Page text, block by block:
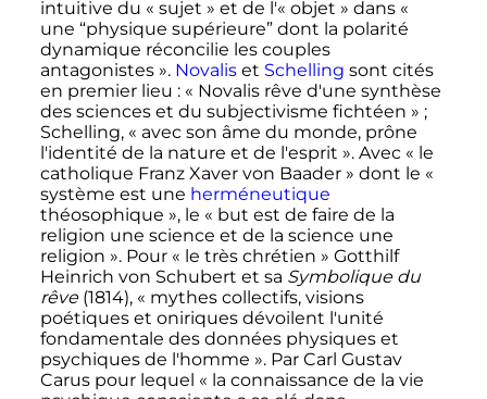
intuitive du « sujet » et de l'« objet » dans «
une “physique supérieure” dont la polarité
dynamique réconcilie les couples
antagonistes ». Novaliset Schelling sont cités
en premier lieu : « Novalis rêve d'une synthèse
des sciences et du subjectivisme fichtéen » ;
Schelling, « avec son âme du monde, prône
l'identité de la nature et de l'esprit ». Avec « le
catholique Franz Xaver von Baader » dont le «
système est une herméneutique
théosophique », le « but est de faire de la
religion une science et de la science une
religion ». Pour « le très chrétien » Gotthilf
Heinrich von Schubert et sa Symbolique du
rêve(1814), « mythes collectifs, visions
poétiques et oniriques dévoilent l'unité
fondamentale des données physiques et
psychiques de l'homme ». Par Carl Gustav
Carus pour lequel « la connaissance de la vie